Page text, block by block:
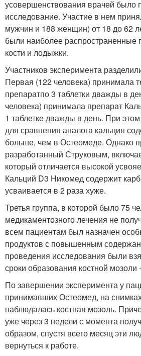
усовершенствования врачей было
исследование. Участие в нем
мужчин и 188 женщин) от 18 до 62
были наиболее распространенные
кости и лодыжки.
Участников эксперимента
Первая (122 человека) принимала
препаратпо 3 таблетки дважды в
человека) принимала препарат
1 таблетке дважды в день. При этом
для сравнения аналога кальция
больше, чем в Остеомеде. Однако
разработанный Струковым,
который отличается высокой
Кальций D3 Никомед содержит
усваивается в 2 раза хуже.
Третья группа, в которой было 75
медикаментозного лечения не
всем пациентам был назначен
продуктов с повышенным
проведения исследования были
сроки образования костной мозоли
По завершении эксперимента у
принимавших Остеомед, на
наблюдалась костная мозоль.
уже через 3 недели с момента
образом, спустя всего месяц эти
вернуться к работе.